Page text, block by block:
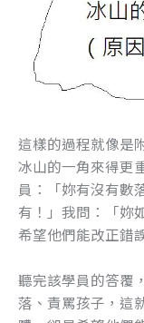
這樣的過程就像是
冰山的一角來得更
員：「妳有沒有數
有！」我問：「妳
希望他們能改正錯
聽完該學員的答覆
落、責罵孩子，這